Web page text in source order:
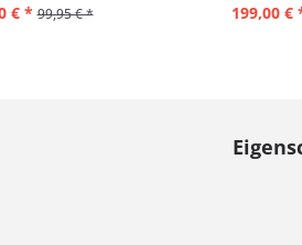
€ * 99,95 € * 199,00 €